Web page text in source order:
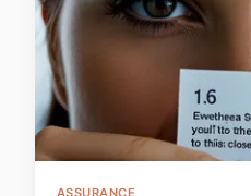
ASSURANCE